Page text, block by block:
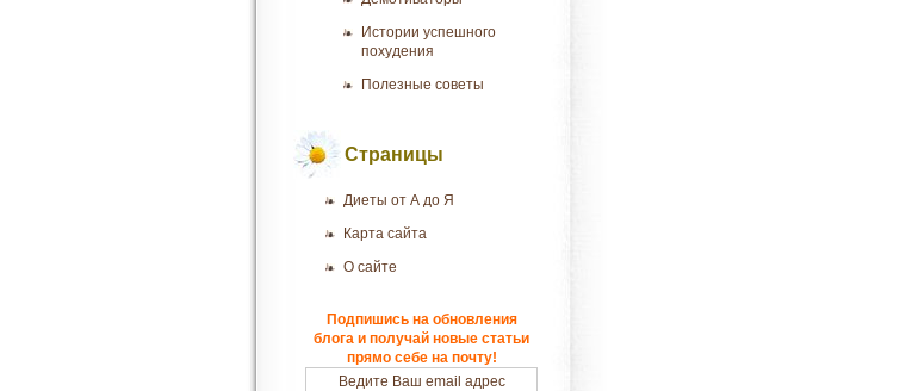
Истории успешного
похудения
Полезные советы
Страницы
Диеты от А до Я
Карта сайта
О сайте
Подпишись на обновления
блога и получай новые статьи
прямо себе на почту!
Ведите Ваш email адрес